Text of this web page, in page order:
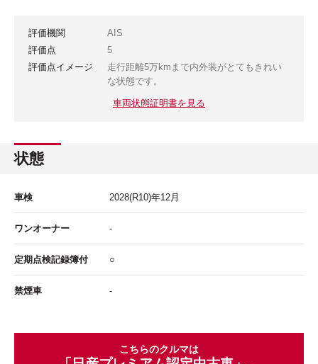
評価機関
AIS
評価点
5
評価点イメージ
走行距離5万kmまで内外装がとてもきれい
な状態です。
車両状態証明書を見る
状態
車検 2028(R10)年12 月
ワンオーナー -
定期点検記録簿付 ○
禁煙車 -
こちらのクルマは